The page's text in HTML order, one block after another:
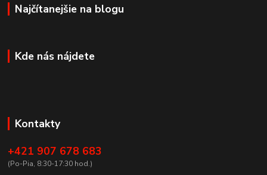
Najčítanejšie na blogu
Kde nás nájdete
Kontakty
+421 907 678 683
(Po-Pia, 8:30-17:30 hod.)